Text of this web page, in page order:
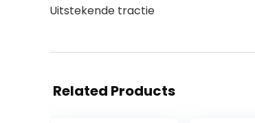
Uitstekende tractie
Related Products